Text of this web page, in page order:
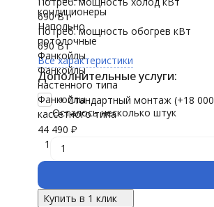
кондиционеры
Напольно
потолочные
Фанкойлы
Фанкойлы
настенного типа
Фанкойлы
кассетного типа
690 Вт
Потреб. мощность обогрев кВт
690 Вт
Все характеристики
Дополнительные услуги:
+ Стандартный монтаж (+18 000
Осталось несколько штук
44 490 ₽
1
Купить в 1 клик